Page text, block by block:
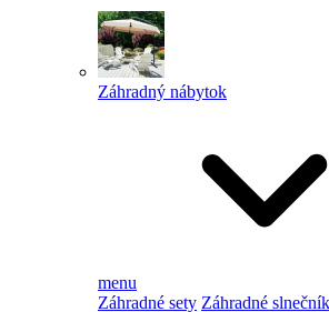
Záhradný nábytok
menu
Záhradné sety Záhradné